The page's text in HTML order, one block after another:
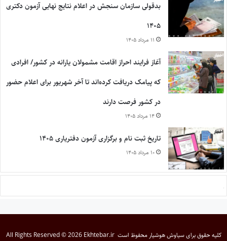
بدقولی سازمان سنجش در اعلام نتایج نهایی آزمون دکتری
۱۴۰۵
۱۱ مرداد ۱۴۰۵
آغاز فرایند احراز اقامت مشمولان یارانه در کشور/ افرادی
که پیامک دریافت کرده‌اند تا آخر شهریور برای اعلام حضور
در کشور فرصت دارند
۱۴ مرداد ۱۴۰۵
تاریخ ثبت نام و برگزاری آزمون دفتریاری ۱۴۰۵
۱۰ مرداد ۱۴۰۵
کلیه حقوق برایسیاوش هوشیار محفوظ است All Rights Reserved © 2026 Ekhtebar.ir